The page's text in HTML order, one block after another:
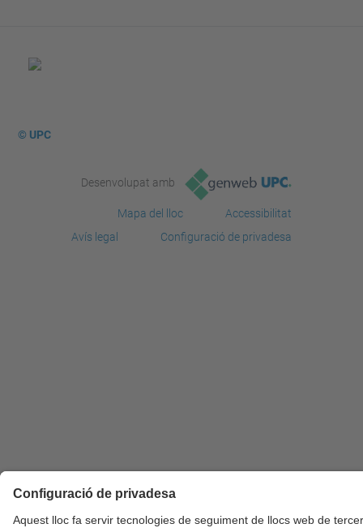
© UPC
Desenvolupat amb
Mapa del lloc
Accessibilitat
Avís legal
Configuració de privadesa